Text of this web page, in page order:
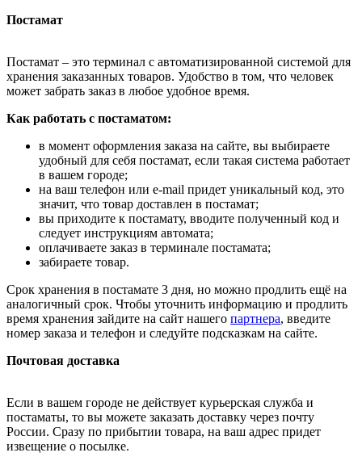
Постамат
Постамат – это терминал с автоматизированной системой для
хранения заказанных товаров. Удобство в том, что человек
может забрать заказ в любое удобное время.
Как работать с постаматом:
в момент оформления заказа на сайте, вы выбираете
удобный для себя постамат, если такая система работает
в вашем городе;
на ваш телефон или e-mail придет уникальный код, это
значит, что товар доставлен в постамат;
вы приходите к постамату, вводите полученный код и
следует инструкциям автомата;
оплачиваете заказ в терминале постамата;
забираете товар.
Срок хранения в постамате 3 дня, но можно продлить ещё на
аналогичный срок. Чтобы уточнить информацию и продлить
время хранения зайдите на сайт нашего партнера, введите
номер заказа и телефон и следуйте подсказкам на сайте.
Почтовая доставка
Если в вашем городе не действует курьерская служба и
постаматы, то вы можете заказать доставку через почту
России. Сразу по прибытии товара, на ваш адрес придет
извещение о посылке.